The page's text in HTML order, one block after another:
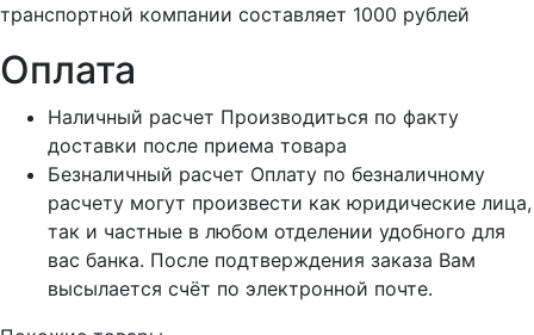
транспортной компании составляет 1000 рублей
Оплата
Наличный расчет Производиться по факту
доставки после приема товара
Безналичный расчет Оплату по безналичному
расчету могут произвести как юридические лица,
так и частные в любом отделении удобного для
вас банка. После подтверждения заказа Вам
высылается счёт по электронной почте.